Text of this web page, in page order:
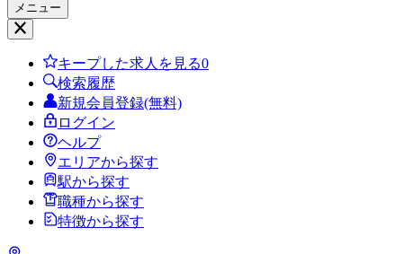
メニュー
キープした求人を見る0
検索履歴
新規会員登録(無料)
ログイン
ヘルプ
エリアから探す
駅から探す
職種から探す
特徴から探す